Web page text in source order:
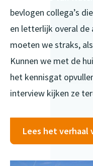
bevlogen collega’s
en letterlijk overal de
moeten we straks,
Kunnen we met de
het kennisgat
interview kijken ze
Lees het verhaal